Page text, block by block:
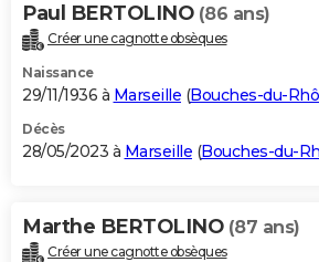
Paul BERTOLINO (86 ans)
Créer une cagnotte obsèques
Naissance
29/11/1936 à Marseille (Bouches-du-
Décès
28/05/2023 à Marseille (Bouches-du-
Marthe BERTOLINO (87 ans)
Créer une cagnotte obsèques